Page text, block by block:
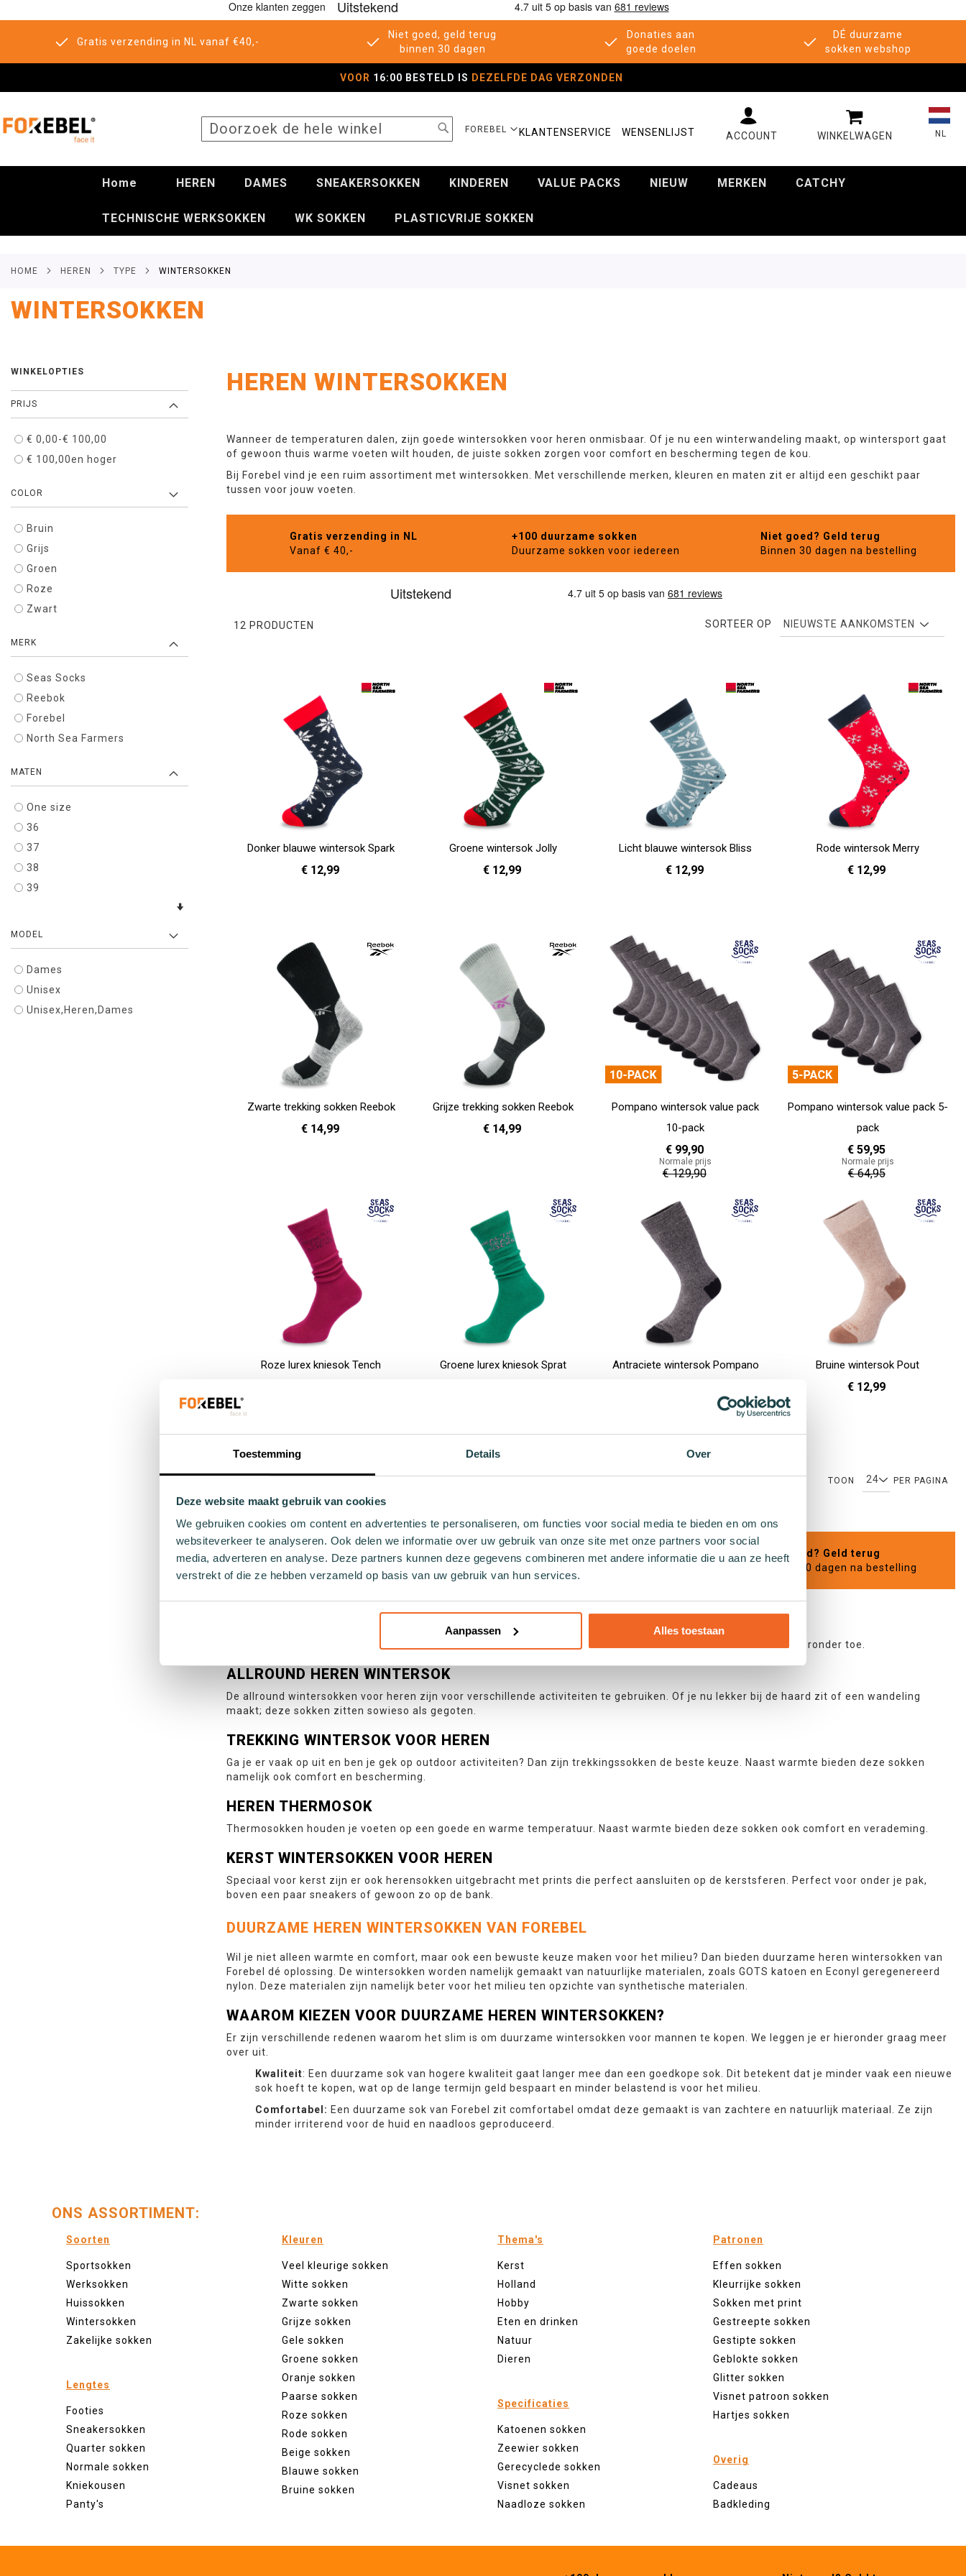
Toestemming Details Over
Deze website maakt gebruik van cookies
We gebruiken cookies om content en advertenties te personaliseren, om functies voor social media te bieden en om ons
websiteverkeer te analyseren. Ook delen we informatie over uw gebruik van onze site met onze partners voor social
media, adverteren en analyse. Deze partners kunnen deze gegevens combineren met andere informatie die u aan ze heeft
verstrekt of die ze hebben verzameld op basis van uw gebruik van hun services.
Aanpassen Alles toestaan
Gratis verzending in NL vanaf €40,-
Niet goed, geld terug
binnen 30 dagen
Donaties aan
goede doelen
DÉ duurzame
sokken webshop
VOOR 16:00 BESTELD IS DEZELFDE DAG VERZONDEN
SELECTEER
FOREBEL NL
KLANTENSERVICE WENSENLIJST
SEARCH
MIJN WINKELWAGEN
Home HEREN DAMES SNEAKERSOKKEN KINDEREN VALUE PACKS NIEUW MERKEN CATCHY
TECHNISCHE WERKSOKKEN WK SOKKEN PLASTICVRIJE SOKKEN
HOME HEREN TYPE WINTERSOKKEN
WINTERSOKKEN
HEREN WINTERSOKKEN
Wanneer de temperaturen dalen, zijn goede wintersokken voor heren onmisbaar. Of je nu een winterwandeling maakt, op wintersport gaat
of gewoon thuis warme voeten wilt houden, de juiste sokken zorgen voor comfort en bescherming tegen de kou.
Bij Forebel vind je een ruim assortiment met wintersokken. Met verschillende merken, kleuren en maten zit er altijd een geschikt paar
tussen voor jouw voeten.
Gratis verzending in NL
Vanaf € 40,-
+100 duurzame sokken
Duurzame sokken voor iedereen
Niet goed? Geld terug
Binnen 30 dagen na bestelling
12 PRODUCTEN SORTEER OP
Donker blauwe wintersok Spark
€ 12,99
Groene wintersok Jolly
€ 12,99
Licht blauwe wintersok Bliss
€ 12,99
Rode wintersok Merry
€ 12,99
Zwarte trekking sokken Reebok
€ 14,99
Grijze trekking sokken Reebok
€ 14,99
Pompano wintersok value pack
10-pack
€ 99,90
Normale prijs
€ 129,90
In Winkelwagen
Pompano wintersok value pack 5-
pack
€ 59,95
Normale prijs
€ 64,95
In Winkelwagen
Roze lurex kniesok Tench
In Winkelwagen
Groene lurex kniesok Sprat
In Winkelwagen
Antraciete wintersok Pompano
In Winkelwagen
Bruine wintersok Pout
€ 12,99
In Winkelwagen
TOON PER PAGINA
Gratis verzending in NL
Vanaf € 40,-
+100 duurzame sokken
Niet goed? Geld terug
Binnen 30 dagen na bestelling
VERSCHILLENDE SOORTEN WINTERSOKKEN VOOR HEREN
In ons assortiment met heren wintersokken, tref je verschillende soorten aan. Welke er zijn lichten we graag hieronder toe.
ALLROUND HEREN WINTERSOK
De allround wintersokken voor heren zijn voor verschillende activiteiten te gebruiken. Of je nu lekker bij de haard zit of een wandeling
maakt; deze sokken zitten sowieso als gegoten.
TREKKING WINTERSOK VOOR HEREN
Ga je er vaak op uit en ben je gek op outdoor activiteiten? Dan zijn trekkingssokken de beste keuze. Naast warmte bieden deze sokken
namelijk ook comfort en bescherming.
HEREN THERMOSOK
Thermosokken houden je voeten op een goede en warme temperatuur. Naast warmte bieden deze sokken ook comfort en verademing.
KERST WINTERSOKKEN VOOR HEREN
Speciaal voor kerst zijn er ook herensokken uitgebracht met prints die perfect aansluiten op de kerstsferen. Perfect voor onder je pak,
boven een paar sneakers of gewoon zo op de bank.
DUURZAME HEREN WINTERSOKKEN VAN FOREBEL
Wil je niet alleen warmte en comfort, maar ook een bewuste keuze maken voor het milieu? Dan bieden duurzame heren wintersokken van
Forebel dé oplossing. De wintersokken worden namelijk gemaakt van natuurlijke materialen, zoals GOTS katoen en Econyl geregenereerd
nylon. Deze materialen zijn namelijk beter voor het milieu ten opzichte van synthetische materialen.
WAAROM KIEZEN VOOR DUURZAME HEREN WINTERSOKKEN?
Er zijn verschillende redenen waarom het slim is om duurzame wintersokken voor mannen te kopen. We leggen je er hieronder graag meer
over uit.
Kwaliteit: Een duurzame sok van hogere kwaliteit gaat langer mee dan een goedkope sok. Dit betekent dat je minder vaak een nieuwe
sok hoeft te kopen, wat op de lange termijn geld bespaart en minder belastend is voor het milieu.
Comfortabel: Een duurzame sok van Forebel zit comfortabel omdat deze gemaakt is van zachtere en natuurlijk materiaal. Ze zijn
minder irriterend voor de huid en naadloos geproduceerd.
WINKELOPTIES
PRIJS
€ 0,00-€ 100,00
€ 100,00en hoger
COLOR
Bruin
Grijs
Groen
Roze
Zwart
MERK
Seas Socks
Reebok
Forebel
North Sea Farmers
MATEN
One size
36
37
38
39
MODEL
Dames
Unisex
Unisex,Heren,Dames
ONS ASSORTIMENT:
Soorten
Sportsokken
Werksokken
Huissokken
Wintersokken
Zakelijke sokken
Lengtes
Footies
Sneakersokken
Quarter sokken
Normale sokken
Kniekousen
Panty's
Kleuren
Veel kleurige sokken
Witte sokken
Zwarte sokken
Grijze sokken
Gele sokken
Groene sokken
Oranje sokken
Paarse sokken
Roze sokken
Rode sokken
Beige sokken
Blauwe sokken
Bruine sokken
Thema's
Kerst
Holland
Hobby
Eten en drinken
Natuur
Dieren
Specificaties
Katoenen sokken
Zeewier sokken
Gerecyclede sokken
Visnet sokken
Naadloze sokken
Patronen
Effen sokken
Kleurrijke sokken
Sokken met print
Gestreepte sokken
Gestipte sokken
Geblokte sokken
Glitter sokken
Visnet patroon sokken
Hartjes sokken
Overig
Cadeaus
Badkleding